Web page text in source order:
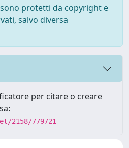
protetti da copyright e
salvo diversa
per citare o creare
2158/779721